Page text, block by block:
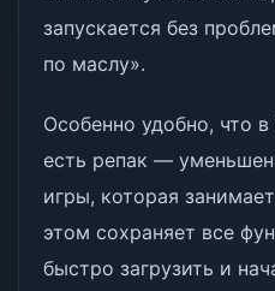
запускается без
по маслу».
Особенно удобно, что
есть репак —
игры, которая
этом сохраняет все
быстро загрузить и